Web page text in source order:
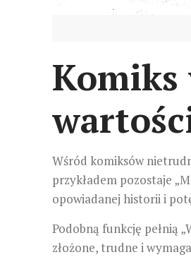
Wśród komiksów
przykładem pozostaje
opowiadanej historii i
Podobną funkcję pełnią
złożone, trudne i